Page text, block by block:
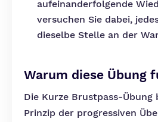
aufeinanderfolgende
versuchen Sie dabei,
dieselbe Stelle an der
Warum diese Übung
Die Kurze Brustpass-Übung
Prinzip der progressiven